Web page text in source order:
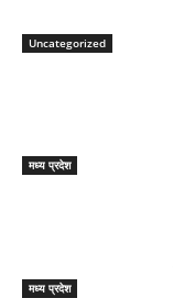
Uncategorized
मध्य प्रदेश
मध्य प्रदेश